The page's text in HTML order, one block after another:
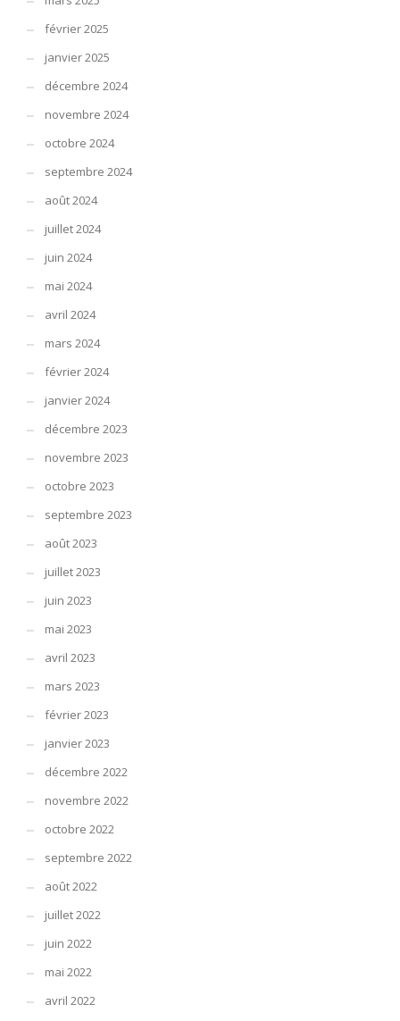
février 2025
janvier 2025
décembre 2024
novembre 2024
octobre 2024
septembre 2024
août 2024
juillet 2024
juin 2024
mai 2024
avril 2024
mars 2024
février 2024
janvier 2024
décembre 2023
novembre 2023
octobre 2023
septembre 2023
août 2023
juillet 2023
juin 2023
mai 2023
avril 2023
mars 2023
février 2023
janvier 2023
décembre 2022
novembre 2022
octobre 2022
septembre 2022
août 2022
juillet 2022
juin 2022
mai 2022
avril 2022